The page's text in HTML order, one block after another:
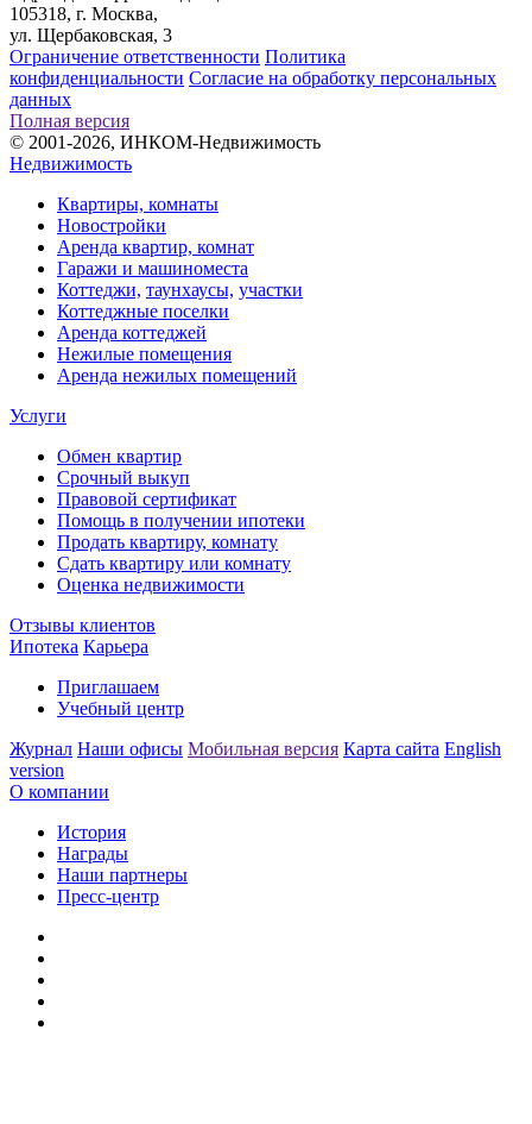
105318, г. Москва,
ул. Щербаковская, 3
Ограничение ответственности Политика
конфиденциальности Согласие на обработку персональных
данных
Полная версия
© 2001-2026, ИНКОМ-Недвижимость
Недвижимость
Квартиры, комнаты
Новостройки
Аренда квартир, комнат
Гаражи и машиноместа
Коттеджи, таунхаусы, участки
Коттеджные поселки
Аренда коттеджей
Нежилые помещения
Аренда нежилых помещений
Услуги
Обмен квартир
Срочный выкуп
Правовой сертификат
Помощь в получении ипотеки
Продать квартиру, комнату
Сдать квартиру или комнату
Оценка недвижимости
Отзывы клиентов
Ипотека Карьера
Приглашаем
Учебный центр
Журнал Наши офисы Мобильная версия Карта сайта English
version
О компании
История
Награды
Наши партнеры
Пресс-центр